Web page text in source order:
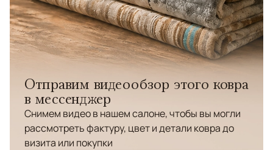
Отправим видеообзор этого ковра
в мессенджер
Снимем видео в нашем салоне, чтобы вы могли
рассмотреть фактуру, цвет и детали ковра до
визита или покупки